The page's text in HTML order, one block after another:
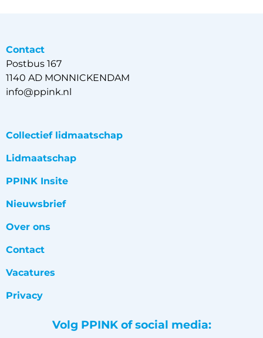
Contact
Postbus 167
1140 AD MONNICKENDAM
info@ppink.nl
Collectief lidmaatschap
Lidmaatschap
PPINK Insite
Nieuwsbrief
Over ons
Contact
Vacatures
Privacy
Volg PPINK of social media: